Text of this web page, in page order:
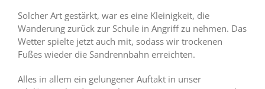
Solcher Art gestärkt, war es eine Kleinigkeit, die
Wanderung zurück zur Schule in Angriff zu nehmen. Das
Wetter spielte jetzt auch mit, sodass wir trockenen
Fußes wieder die Sandrennbahn erreichten.
Alles in allem ein gelungener Auftakt in unser